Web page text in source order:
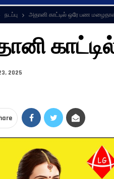
நடப்பு அதானி காட்டில் ஒரே பண
2025